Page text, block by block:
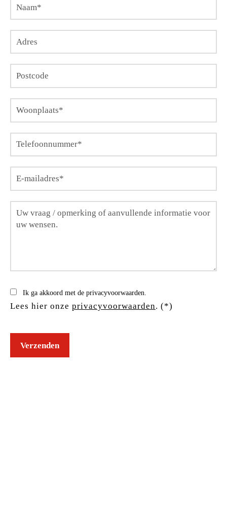
Ik ga akkoord met de privacyvoorwaarden.
Lees hier onze privacyvoorwaarden. (*)